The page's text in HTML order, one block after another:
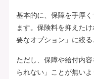
基本的に、保障を手厚
ます。保険料を抑えた
要なオプション」に絞る
ただし、保障や給付内
られない」ことが無い